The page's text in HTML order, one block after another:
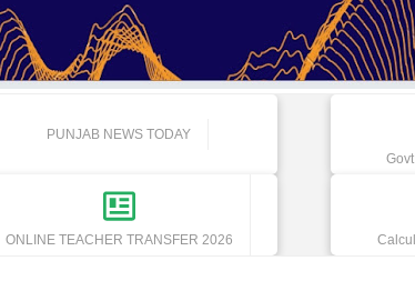
PUNJAB NEWS TODAY
ONLINE TEACHER TRANSFER 2026